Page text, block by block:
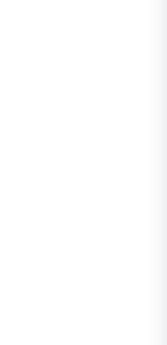
mod Gørding-